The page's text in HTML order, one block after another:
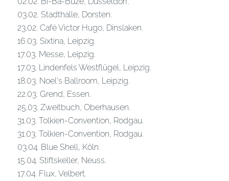
03.02. Stadthalle, Dorsten.
23.02. Café Victor Hugo, Dinslaken.
16.03. Sixtina, Leipzig.
17.03. Messe, Leipzig.
17.03. Lindenfels Westflügel, Leipzig.
18.03. Noel’s Ballroom, Leipzig.
22.03. Grend, Essen.
25.03. Zweitbuch, Oberhausen.
31.03. Tolkien-Convention, Rodgau.
31.03. Tolkien-Convention, Rodgau.
03.04. Blue Shell, Köln.
15.04. Stiftskeller, Neuss.
17.04. Flux, Velbert.